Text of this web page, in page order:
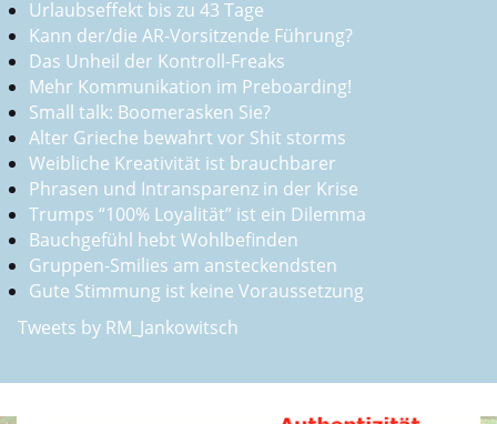
Urlaubseffekt bis zu 43 Tage
Kann der/die AR-Vorsitzende Führung?
Das Unheil der Kontroll-Freaks
Mehr Kommunikation im Preboarding!
Small talk: Boomerasken Sie?
Alter Grieche bewahrt vor Shit storms
Weibliche Kreativität ist brauchbarer
Phrasen und Intransparenz in der Krise
Trumps “100% Loyalität” ist ein Dilemma
Bauchgefühl hebt Wohlbefinden
Gruppen-Smilies am ansteckendsten
Gute Stimmung ist keine Voraussetzung
Tweets by RM_Jankowitsch